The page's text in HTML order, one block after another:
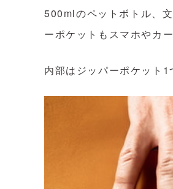
500mlのペットボトル、
ーポケットもスマホやカ
内部はジッパーポケット1